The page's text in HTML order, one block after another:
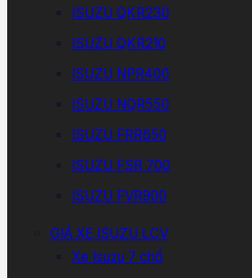
ISUZU QKR230
ISUZU QKR210
ISUZU NPR400
ISUZU NQR550
ISUZU FRR650
ISUZU FSR 700
ISUZU FVR900
GIÁ XE ISUZU LCV
Xe Isuzu 7 chổ